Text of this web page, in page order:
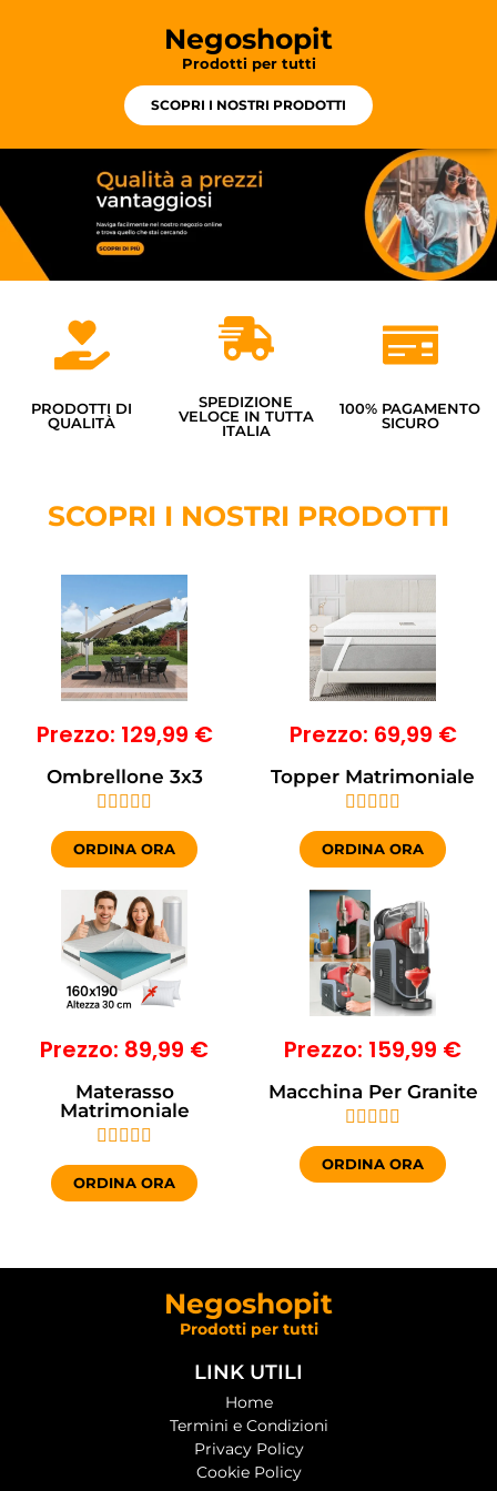
Negoshopit
Prodotti per tutti
SCOPRI I NOSTRI PRODOTTI
PRODOTTI DI
QUALITÀ
SPEDIZIONE
VELOCE IN TUTTA
ITALIA
100% PAGAMENTO
SICURO
SCOPRI I NOSTRI PRODOTTI
Prezzo: 129,99 €
Ombrellone 3x3
    
ORDINA ORA
Prezzo: 69,99 €
Topper Matrimoniale
    
ORDINA ORA
Prezzo: 89,99 €
Materasso
Matrimoniale
    
ORDINA ORA
Prezzo: 159,99 €
Macchina Per Granite
    
ORDINA ORA
Negoshopit
Prodotti per tutti
LINK UTILI
Home
Termini e Condizioni
Privacy Policy
Cookie Policy